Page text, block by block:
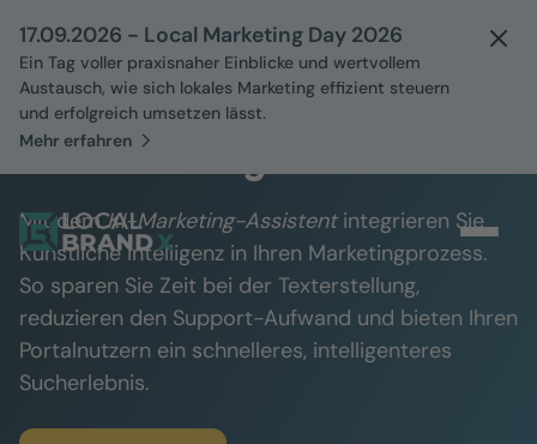
17.09.2026 - Local Marketing Day 2026
Ein Tag voller praxisnaher Einblicke und wertvollem
Austausch, wie sich lokales Marketing effizient steuern
und erfolgreich umsetzen lässt.
Mehr erfahren
KI-Marketing-Assistent
Mit demKI-Marketing-Assistentintegrieren Sie
Künstliche Intelligenz in Ihren Marketingprozess.
So sparen Sie Zeit bei der Texterstellung,
reduzieren den Support-Aufwand und bieten Ihren
Portalnutzern ein schnelleres, intelligenteres
Sucherlebnis.